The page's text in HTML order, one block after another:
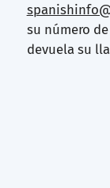
su número
devuela su